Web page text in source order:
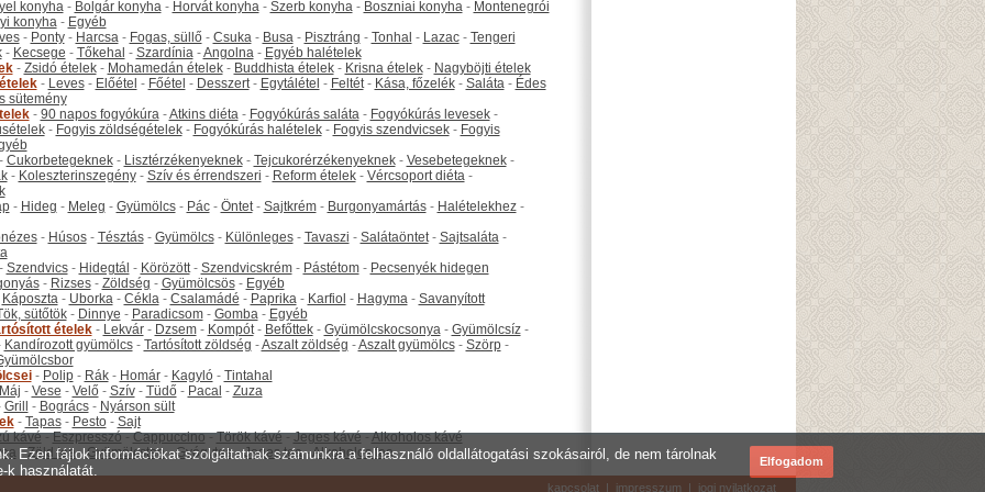
konyha- Bolgár konyha- Horvát konyha- Szerb konyha- Boszniai konyha- Montenegrói
konyha- Egyéb
- Ponty- Harcsa- Fogas, süllő- Csuka- Busa- Pisztráng - Tonhal - Lazac- Tengeri
- Kecsege - Tőkehal - Szardínia-Angolna- Egyéb halételek
- Zsidó ételek- Mohamedán ételek- Buddhista ételek- Krisna ételek- Nagyböjti ételek
- Leves- Előétel - Főétel - Desszert- Egytálétel - Feltét- Kása, főzelék- Saláta- Édes
sütemény
- 90 napos fogyókúra-Atkins diéta- Fogyókúrás saláta- Fogyókúrás levesek-
- Fogyis zöldségételek- Fogyókúrás halételek- Fogyis szendvicsek- Fogyis
Cukorbetegeknek- Lisztérzékenyeknek- Tejcukorérzékenyeknek- Vesebetegeknek-
- Koleszterinszegény- Szív és érrendszeri - Reform ételek- Vércsoport diéta-
- Hideg - Meleg - Gyümölcs- Pác- Öntet- Sajtkrém- Burgonyamártás- Halételekhez-
- Húsos- Tésztás- Gyümölcs- Különleges- Tavaszi - Salátaöntet- Sajtsaláta-
Szendvics- Hidegtál - Körözött- Szendvicskrém- Pástétom- Pecsenyék hidegen
- Rizses- Zöldség - Gyümölcsös- Egyéb
Káposzta- Uborka- Cékla- Csalamádé - Paprika- Karfiol - Hagyma- Savanyított
sütőtök- Dinnye - Paradicsom- Gomba- Egyéb
ételek- Lekvár- Dzsem- Kompót- Befőttek- Gyümölcskocsonya- Gyümölcsíz-
Kandírozott gyümölcs- Tartósított zöldség -Aszalt zöldség -Aszalt gyümölcs- Szörp-
- Polip- Rák- Homár- Kagyló- Tintahal
Máj - Vese - Velő- Szív- Tüdő- Pacal - Zuza
Grill - Bogrács- Nyárson sült
- Tapas- Pesto- Sajt
kávé-Eszpresszó-Cappuccino-Török kávé-Jeges kávé-Alkoholos kávé
-Zöld tea-Gyümölcstea-Gyógytea-Jeges tea-Alkoholos tea
kapcsolat | impresszum | jogi nyilatkozat
Ezen fájlok információkat szolgáltatnak számunkra a felhasználó oldallátogatási szokásairól, de nem tárolnak
k használatát.
Elfogadom